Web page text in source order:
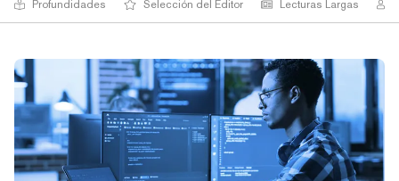
Profundidades Selección del Editor Lecturas Largas